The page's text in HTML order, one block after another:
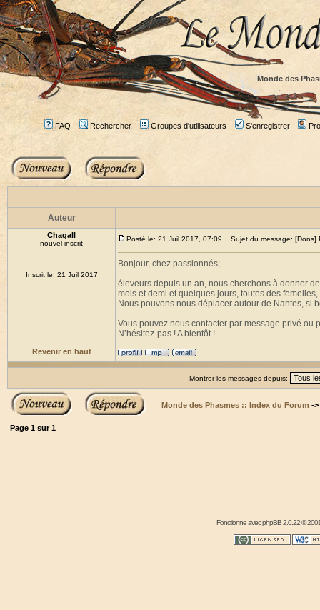
Monde des
FAQ Rechercher Groupes d'utilisateurs S'enregistrer
Auteur
Chagall
nouvel inscrit
Inscrit le: 21 Juil 2017
Posté le: 21 Juil 2017, 07:09 Sujet du message: [Dons]
Bonjour, chez passionnés;
éleveurs depuis un an, nous cherchons à donner
mois et demi et quelques jours, toutes des
Nous pouvons nous déplacer autour de Nantes, si
Vous pouvez nous contacter par message privé ou
N’hésitez-pas ! A bientôt !
Revenir en haut
Montrer les messages depuis:
Monde des Phasmes :: Index du Forum ->
Page 1 sur1
Fonctionne avecphpBB2.0.22 ©